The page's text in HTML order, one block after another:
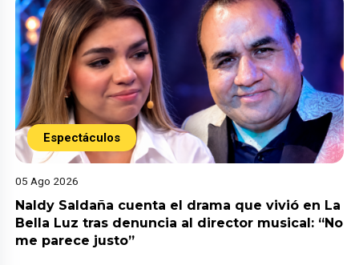
Espectáculos
05 Ago 2026
Naldy Saldaña cuenta el drama que vivió en La
Bella Luz tras denuncia al director musical: “No
me parece justo”